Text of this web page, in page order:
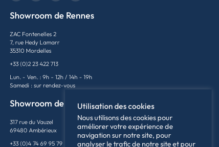
Showroom de Rennes
ZAC Fontenelles 2
7, rue Hedy Lamarr
35310 Mordelles
+33 (0)2 23 422 713
Lun. - Ven. : 9h - 12h / 14h - 19h
Samedi : sur rendez-vous
Showroom de Lyon
317 rue du Vauzel
69480 Ambérieux
+33 (0)4 74 69 95 79
Utilisation des cookies
Nous utilisons des cookies pour
améliorer votre expérience de
navigation sur notre site, pour
analyser le trafic de notre site et pour